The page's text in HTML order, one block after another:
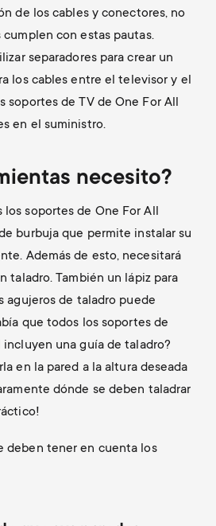
de los cables y conectores, no
con estas pautas.
separadores para crear un
los cables entre el televisor y el
soportes de TV de One For All
en el suministro.
necesito?
soportes de One For All
burbuja que permite instalar su
Además de esto, necesitará
taladro. También un lápiz para
agujeros de taladro puede
que todos los soportes de
incluyen una guía de taladro?
en la pared a la altura deseada
dónde se deben taladrar
deben tener en cuenta los